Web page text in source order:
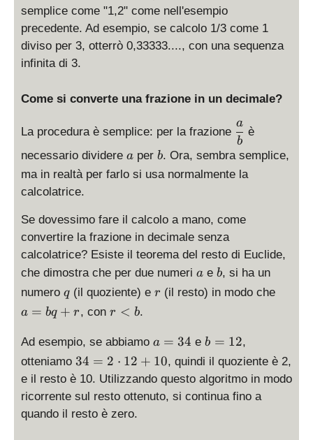
l
e
\
a
6
}
{
semplice come "1,2" come nell'esempio
precedente. Ad esempio, se calcolo 1/3 come 1
diviso per 3, otterrò 0,33333...., con una sequenza
infinita di 3.
Come si converte una frazione in un decimale?
La procedura è semplice: per la frazione \
d
i
s
a
s
t
y
l
f
r
a
c
{
b
a
è
necessario dividere a
a per b
b. Ora, sembra semplice,
ma in realtà per farlo si usa normalmente la
calcolatrice.
Se dovessimo fare il calcolo a mano, come
convertire la frazione in decimale senza
calcolatrice? Esiste il teorema del resto di Euclide,
che dimostra che per due numeri a
a e b
b, si ha un
numero q
q(il quoziente) e r
r (il resto) in modo che
r
a = bq + r, con r
b
r < b.
Ad esempio, se abbiamo a
=
4
a = 34 eb
=
1
2
b = 12,
otteniamo 3
4
=
\
34 = 2 ⋅ 12 + 10, quindi il quoziente è 2,
e il resto è 10. Utilizzando questo algoritmo in modo
ricorrente sul resto ottenuto, si continua fino a
quando il resto è zero.